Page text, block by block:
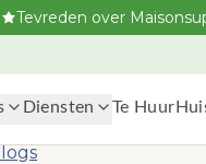
Tevreden over
Diensten Te Huur